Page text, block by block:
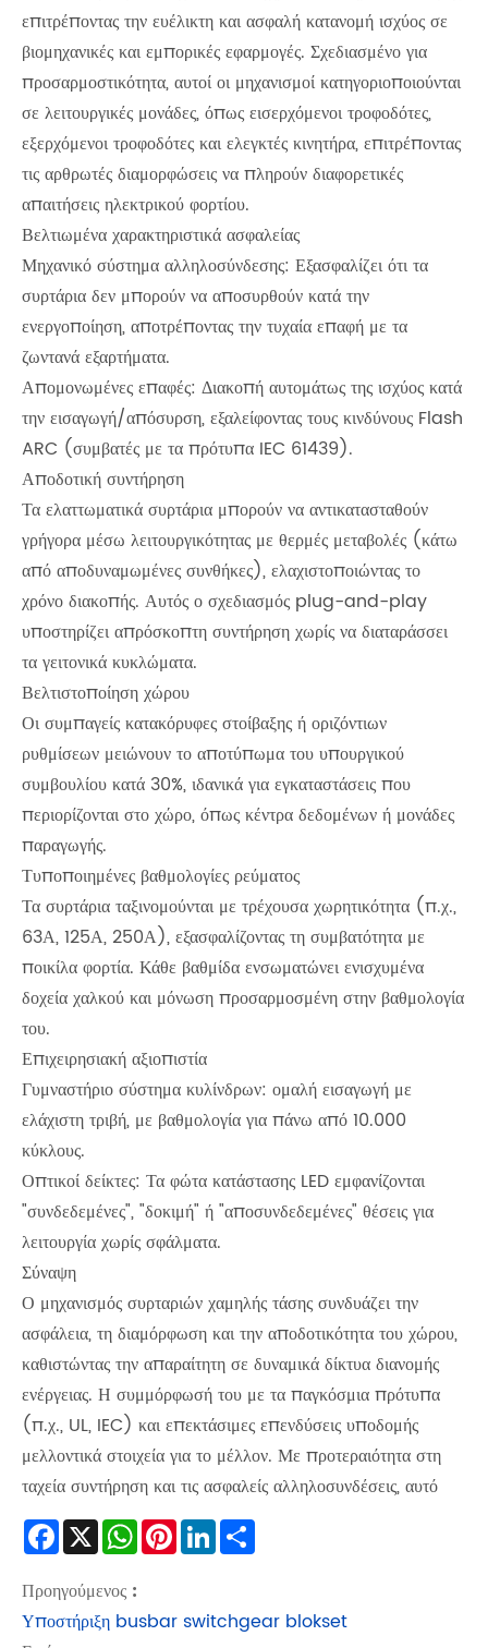
επιτρέποντας την ευέλικτη και ασφαλή κατανομή ισχύος σε
βιομηχανικές και εμπορικές εφαρμογές. Σχεδιασμένο για
προσαρμοστικότητα, αυτοί οι μηχανισμοί κατηγοριοποιούνται
σε λειτουργικές μονάδες, όπως εισερχόμενοι τροφοδότες,
εξερχόμενοι τροφοδότες και ελεγκτές κινητήρα, επιτρέποντας
τις αρθρωτές διαμορφώσεις να πληρούν διαφορετικές
απαιτήσεις ηλεκτρικού φορτίου.
Βελτιωμένα χαρακτηριστικά ασφαλείας
Μηχανικό σύστημα αλληλοσύνδεσης: Εξασφαλίζει ότι τα
συρτάρια δεν μπορούν να αποσυρθούν κατά την
ενεργοποίηση, αποτρέποντας την τυχαία επαφή με τα
ζωντανά εξαρτήματα.
Απομονωμένες επαφές: Διακοπή αυτομάτως της ισχύος κατά
την εισαγωγή/απόσυρση, εξαλείφοντας τους κινδύνους Flash
ARC (συμβατές με τα πρότυπα IEC 61439).
Αποδοτική συντήρηση
Τα ελαττωματικά συρτάρια μπορούν να αντικατασταθούν
γρήγορα μέσω λειτουργικότητας με θερμές μεταβολές (κάτω
από αποδυναμωμένες συνθήκες), ελαχιστοποιώντας το
χρόνο διακοπής. Αυτός ο σχεδιασμός plug-and-play
υποστηρίζει απρόσκοπτη συντήρηση χωρίς να διαταράσσει
τα γειτονικά κυκλώματα.
Βελτιστοποίηση χώρου
Οι συμπαγείς κατακόρυφες στοίβαξης ή οριζόντιων
ρυθμίσεων μειώνουν το αποτύπωμα του υπουργικού
συμβουλίου κατά 30%, ιδανικά για εγκαταστάσεις που
περιορίζονται στο χώρο, όπως κέντρα δεδομένων ή μονάδες
παραγωγής.
Τυποποιημένες βαθμολογίες ρεύματος
Τα συρτάρια ταξινομούνται με τρέχουσα χωρητικότητα (π.χ.,
63Α, 125Α, 250Α), εξασφαλίζοντας τη συμβατότητα με
ποικίλα φορτία. Κάθε βαθμίδα ενσωματώνει ενισχυμένα
δοχεία χαλκού και μόνωση προσαρμοσμένη στην βαθμολογία
του.
Επιχειρησιακή αξιοπιστία
Γυμναστήριο σύστημα κυλίνδρων: ομαλή εισαγωγή με
ελάχιστη τριβή, με βαθμολογία για πάνω από 10.000
κύκλους.
Οπτικοί δείκτες: Τα φώτα κατάστασης LED εμφανίζονται
"συνδεδεμένες", "δοκιμή" ή "αποσυνδεδεμένες" θέσεις για
λειτουργία χωρίς σφάλματα.
Σύναψη
Ο μηχανισμός συρταριών χαμηλής τάσης συνδυάζει την
ασφάλεια, τη διαμόρφωση και την αποδοτικότητα του χώρου,
καθιστώντας την απαραίτητη σε δυναμικά δίκτυα διανομής
ενέργειας. Η συμμόρφωσή του με τα παγκόσμια πρότυπα
(π.χ., UL, IEC) και επεκτάσιμες επενδύσεις υποδομής
μελλοντικά στοιχεία για το μέλλον. Με προτεραιότητα στη
ταχεία συντήρηση και τις ασφαλείς αλληλοσυνδέσεις, αυτό
Facebook
X WhatsApp
Pinterest
LinkedIn
Προηγούμενος :
Υποστήριξη busbar switchgear blokset